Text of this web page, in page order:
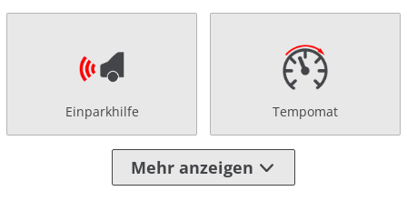
Einparkhilfe Tempomat
Mehr anzeigen